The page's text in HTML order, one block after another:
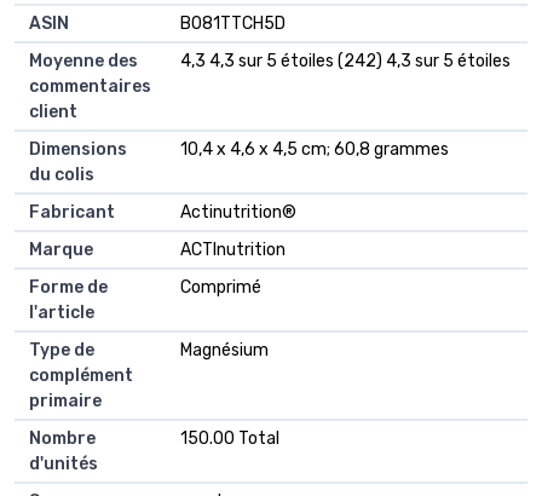
ASIN
B081TTCH5D
Moyenne des
commentaires
client
4,3 4,3 sur 5 étoiles (242) 4,3 sur 5 étoiles
Dimensions
du colis
10,4 x 4,6 x 4,5 cm; 60,8 grammes
Fabricant
Actinutrition®
Marque
ACTInutrition
Forme de
l'article
Comprimé
Type de
complément
primaire
Magnésium
Nombre
d'unités
150.00 Total